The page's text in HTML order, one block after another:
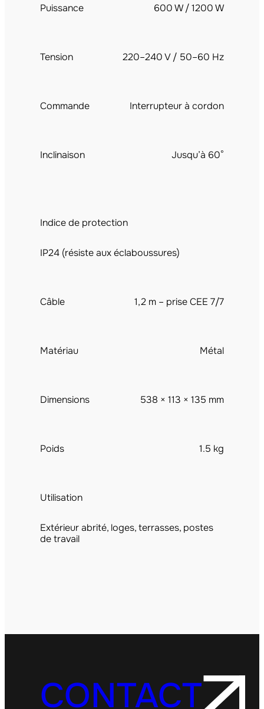
Puissance 600 W / 1200 W
Tension 220–240 V / 50–60 Hz
Commande Interrupteur à cordon
Inclinaison Jusqu’à 60°
Indice de protection
IP24 (résiste aux éclaboussures)
Câble 1,2 m – prise CEE 7/7
Matériau Métal
Dimensions 538 × 113 × 135 mm
Poids 1.5 kg
Utilisation
Extérieur abrité, loges, terrasses, postes
de travail
CONTACT